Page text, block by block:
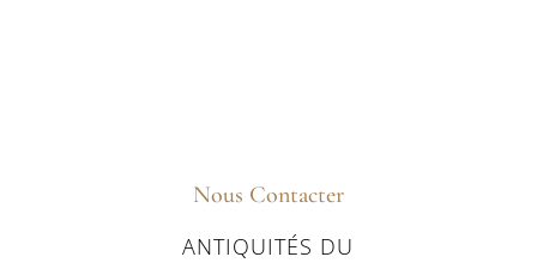
Nous Contacter
ANTIQUITÉS DU